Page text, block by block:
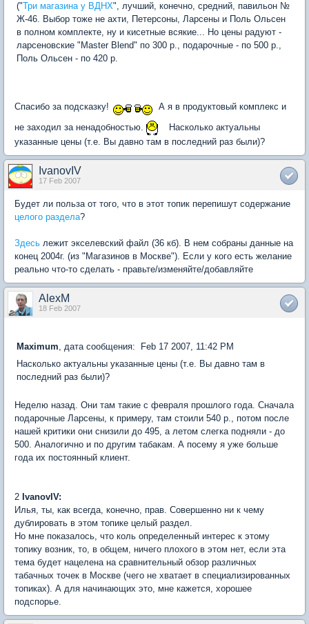
("Три магазина у ВДНХ", лучший, конечно, средний, павильон №
Ж-46. Выбор тоже не ахти, Петерсоны, Ларсены и Поль Ольсен
в полном комплекте, ну и кисетные всякие... Но цены радуют -
ларсеновские "Master Blend" по 300 р., подарочные - по 500 р.,
Поль Ольсен - по 420 р.
Спасибо за подсказку! А я в продуктовый комплекс и
не заходил за ненадобностью.
Насколько актуальны
указанные цены (т.е. Вы давно там в последний раз были)?
IvanovIV
17 Feb 2007
Будет ли польза от того, что в этот топик перепишут содержание
целого раздела?
Здесь лежит экселевский файл (36 кб). В нем собраны данные на
конец 2004г. (из "Магазинов в Москве"). Если у кого есть желание
реально что-то сделать - правьте/изменяйте/добавляйте
AlexM
18 Feb 2007
Maximum, дата сообщения: Feb 17 2007, 11:42 PM
Насколько актуальны указанные цены (т.е. Вы давно там в
последний раз были)?
Неделю назад. Они там такие с февраля прошлого года. Сначала
подарочные Ларсены, к примеру, там стоили 540 р., потом после
нашей критики они снизили до 495, а летом слегка подняли - до
500. Аналогично и по другим табакам. А посему я уже больше
года их постоянный клиент.
2 IvanovIV:
Илья, ты, как всегда, конечно, прав. Совершенно ни к чему
дублировать в этом топике целый раздел.
Но мне показалось, что коль определенный интерес к этому
топику возник, то, в общем, ничего плохого в этом нет, если эта
тема будет нацелена на сравнительный обзор различных
табачных точек в Москве (чего не хватает в специализированных
топиках). А для начинающих это, мне кажется, хорошее
подспорье.